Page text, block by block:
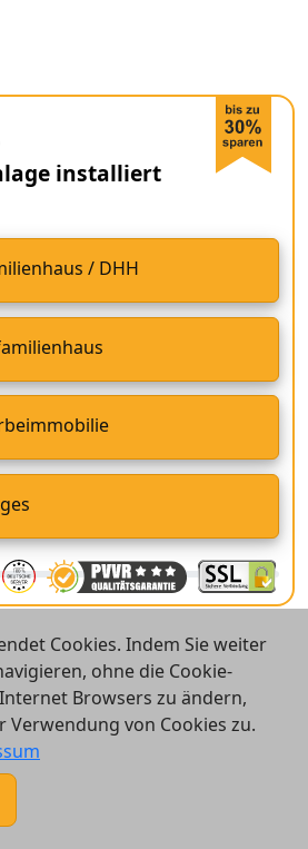
installiert
/ DHH
GmbH
Cookies. Indem Sie weiter
ohne die Cookie-
Browsers zu ändern,
Verwendung von Cookies zu.